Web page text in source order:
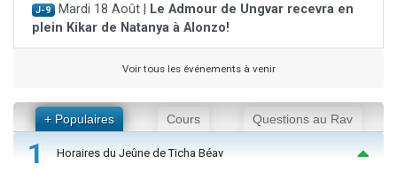
J-9 Mardi 18 Août |
Le Admour de Ungvar recevra en
plein Kikar de Natanya à Alonzo!
Voir tous les événements à venir
+ Populaires Cours Questions au Rav
1 Horaires du Jeûne de Ticha Béav